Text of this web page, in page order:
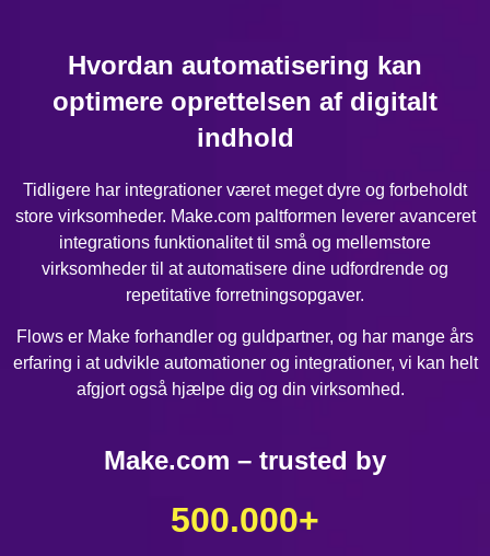
Hvordan automatisering kan
optimere oprettelsen af digitalt
indhold
Tidligere har integrationer været meget dyre og forbeholdt
store virksomheder. Make.com paltformen leverer avanceret
integrations funktionalitet til små og mellemstore
virksomheder til at automatisere dine udfordrende og
repetitative forretningsopgaver.
Flows er Make forhandler og guldpartner, og har mange års
erfaring i at udvikle automationer og integrationer, vi kan helt
afgjort også hjælpe dig og din virksomhed.
Make.com – trusted by
500.000+